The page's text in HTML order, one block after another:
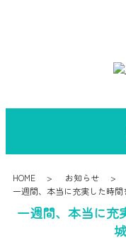
HOME
お知らせ
一週間、本当に充実した時間
一週間、本当に充